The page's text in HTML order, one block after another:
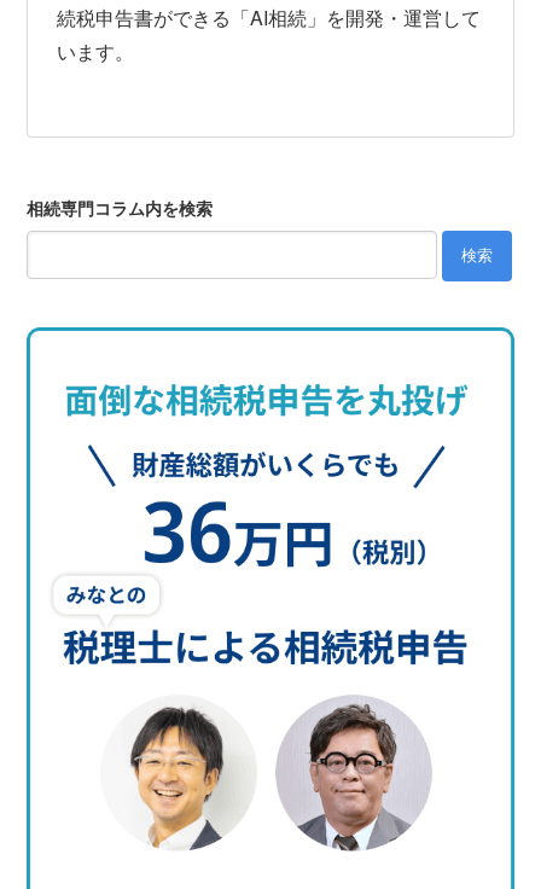
続税申告書ができる「AI相続」を開発・運営して
います。
相続専門コラム内を検索